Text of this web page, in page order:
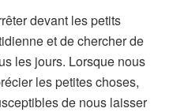
devant les petits
et de chercher de
les jours. Lorsque nous
les petites choses,
de nous laisser